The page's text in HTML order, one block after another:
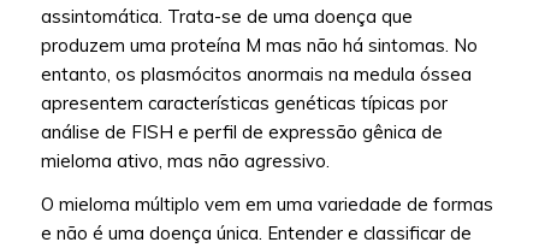
assintomática. Trata-se de uma doença que
produzem uma proteína M mas não há sintomas. No
entanto, os plasmócitos anormais na medula óssea
apresentem características genéticas típicas por
análise de FISH e perfil de expressão gênica de
mieloma ativo, mas não agressivo.
O mieloma múltiplo vem em uma variedade de formas
e não é uma doença única. Entender e classificar de